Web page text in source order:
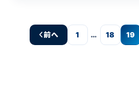
前へ 1 … 18 19